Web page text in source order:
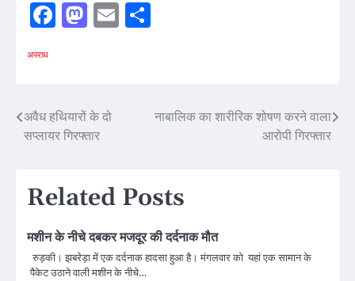
Facebook
Mastodon
Email
अपराध
Post
अवैध हथियारों के दो
सप्लायर गिरफ्तार
नाबालिक का शारीरिक शोषण करने वाला
आरोपी गिरफ्तार
Related Posts
मशीन के नीचे दबकर मजदूर की दर्दनाक मौत
रुड़की। झबरेड़ा में एक दर्दनाक हादसा हुआ है। मंगलवार को यहां एक सामान के
पैकेट उठाने वाली मशीन के नीचे…